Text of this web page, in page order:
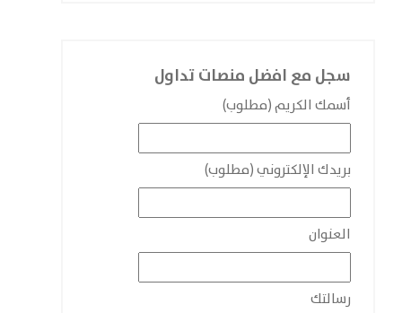
سجل مع افضل منصات تداول
أسمك الكريم (مطلوب)
بريدك الإلكتروني (مطلوب)
العنوان
رسالتك